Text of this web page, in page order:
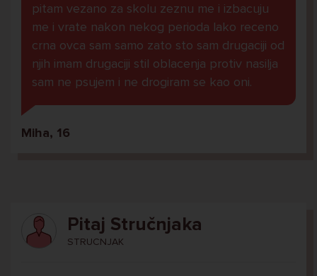
pitam vezano za skolu zeznu me i izbacuju
me i vrate nakon nekog perioda lako receno
crna ovca sam samo zato sto sam drugaciji od
njih imam drugaciji stil oblacenja protiv nasilja
sam ne psujem i ne drogiram se kao oni.
Miha, 16
Pitaj Stručnjaka
STRUCNJAK